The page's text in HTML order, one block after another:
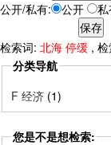
公开/私有:
公开
检索词: 北海 停缓 ,
分类导航
F 经济 (1)
您是不是想检索: